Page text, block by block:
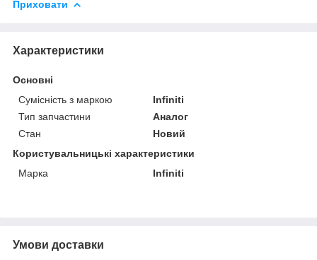
Приховати
Характеристики
Основні
Сумісність з маркою
Infiniti
Тип запчастини
Аналог
Стан
Новий
Користувальницькі характеристики
Марка
Infiniti
Умови доставки